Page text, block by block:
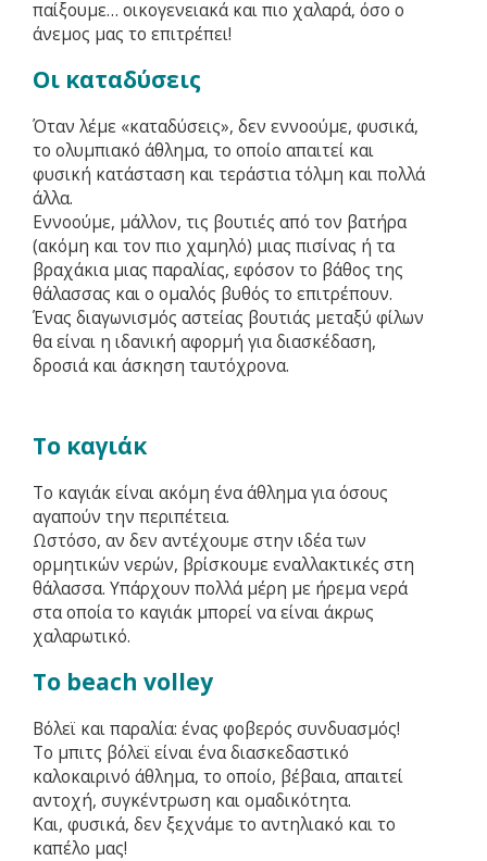
παίξουμε… οικογενειακά και πιο χαλαρά, όσο ο
άνεμος μας το επιτρέπει!
Οι καταδύσεις
Όταν λέμε «καταδύσεις», δεν εννοούμε, φυσικά,
το ολυμπιακό άθλημα, το οποίο απαιτεί και
φυσική κατάσταση και τεράστια τόλμη και πολλά
άλλα.
Εννοούμε, μάλλον, τις βουτιές από τον βατήρα
(ακόμη και τον πιο χαμηλό) μιας πισίνας ή τα
βραχάκια μιας παραλίας, εφόσον το βάθος της
θάλασσας και ο ομαλός βυθός το επιτρέπουν.
Ένας διαγωνισμός αστείας βουτιάς μεταξύ φίλων
θα είναι η ιδανική αφορμή για διασκέδαση,
δροσιά και άσκηση ταυτόχρονα.
Το καγιάκ
Το καγιάκ είναι ακόμη ένα άθλημα για όσους
αγαπούν την περιπέτεια.
Ωστόσο, αν δεν αντέχουμε στην ιδέα των
ορμητικών νερών, βρίσκουμε εναλλακτικές στη
θάλασσα. Υπάρχουν πολλά μέρη με ήρεμα νερά
στα οποία το καγιάκ μπορεί να είναι άκρως
χαλαρωτικό.
Το beach volley
Βόλεϊ και παραλία: ένας φοβερός συνδυασμός!
Το μπιτς βόλεϊ είναι ένα διασκεδαστικό
καλοκαιρινό άθλημα, το οποίο, βέβαια, απαιτεί
αντοχή, συγκέντρωση και ομαδικότητα.
Και, φυσικά, δεν ξεχνάμε το αντηλιακό και το
καπέλο μας!